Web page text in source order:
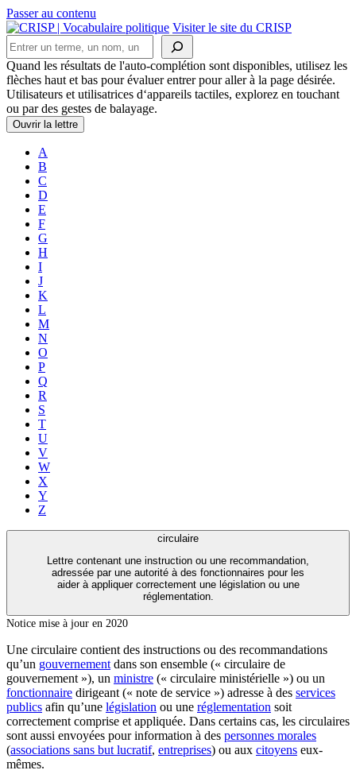
Passer au contenu
Navigation
principale
Visiter le site du CRISP
Rechercher
Quand les résultats de l'auto-complétion sont disponibles, utilisez les
flèches haut et bas pour évaluer entrer pour aller à la page désirée.
Utilisateurs et utilisatrices d‘appareils tactiles, explorez en touchant
ou par des gestes de balayage.
Ouvrir la lettre
A
B
C
D
E
F
G
H
I
J
K
L
M
N
O
P
Q
R
S
T
U
V
W
X
Y
Z
circulaire
Lettre contenant une instruction ou une recommandation,
adressée par une autorité à des fonctionnaires pour les
aider à appliquer correctement une législation ou une
réglementation.
Notice mise à jour en 2020
Une circulaire contient des instructions ou des recommandations
qu’un gouvernement dans son ensemble (« circulaire de
gouvernement »), un ministre (« circulaire ministérielle ») ou un
fonctionnaire dirigeant (« note de service ») adresse à des services
publics afin qu’une législation ou une réglementation soit
correctement comprise et appliquée. Dans certains cas, les circulaires
sont aussi envoyées pour information à des personnes morales
(associations sans but lucratif, entreprises) ou aux citoyens eux-
mêmes.